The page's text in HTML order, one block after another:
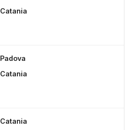
Catania
Padova
Catania
Catania